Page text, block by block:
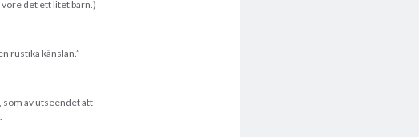
det ett litet barn.)
rustika känslan.”
som av utseendet att